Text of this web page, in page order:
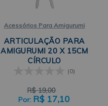
Acessórios Para Amigurumi
ARTICULAÇÃO PARA
AMIGURUMI 20 X 15CM
CÍRCULO
(0)
R$ 19,00
R$ 17,10